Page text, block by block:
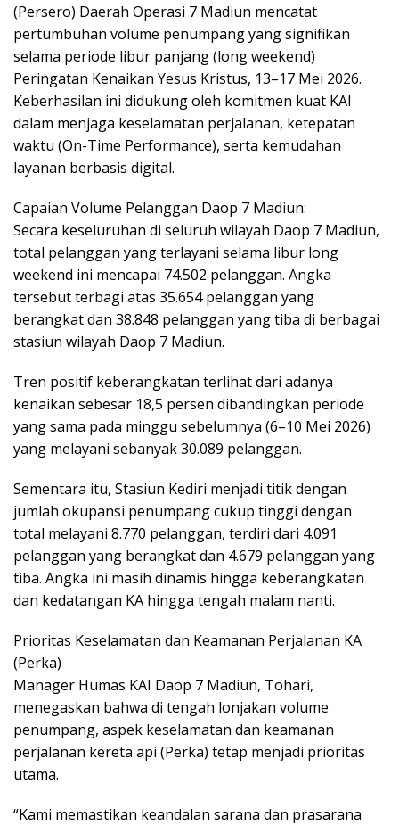
(Persero) Daerah Operasi 7 Madiun mencatat
pertumbuhan volume penumpang yang signifikan
selama periode libur panjang (long weekend)
Peringatan Kenaikan Yesus Kristus, 13–17 Mei 2026.
Keberhasilan ini didukung oleh komitmen kuat KAI
dalam menjaga keselamatan perjalanan, ketepatan
waktu (On-Time Performance), serta kemudahan
layanan berbasis digital.
Capaian Volume Pelanggan Daop 7 Madiun:
Secara keseluruhan di seluruh wilayah Daop 7 Madiun,
total pelanggan yang terlayani selama libur long
weekend ini mencapai 74.502 pelanggan. Angka
tersebut terbagi atas 35.654 pelanggan yang
berangkat dan 38.848 pelanggan yang tiba di berbagai
stasiun wilayah Daop 7 Madiun.
Tren positif keberangkatan terlihat dari adanya
kenaikan sebesar 18,5 persen dibandingkan periode
yang sama pada minggu sebelumnya (6–10 Mei 2026)
yang melayani sebanyak 30.089 pelanggan.
Sementara itu, Stasiun Kediri menjadi titik dengan
jumlah okupansi penumpang cukup tinggi dengan
total melayani 8.770 pelanggan, terdiri dari 4.091
pelanggan yang berangkat dan 4.679 pelanggan yang
tiba. Angka ini masih dinamis hingga keberangkatan
dan kedatangan KA hingga tengah malam nanti.
Prioritas Keselamatan dan Keamanan Perjalanan KA
(Perka)
Manager Humas KAI Daop 7 Madiun, Tohari,
menegaskan bahwa di tengah lonjakan volume
penumpang, aspek keselamatan dan keamanan
perjalanan kereta api (Perka) tetap menjadi prioritas
utama.
“Kami memastikan keandalan sarana dan prasarana